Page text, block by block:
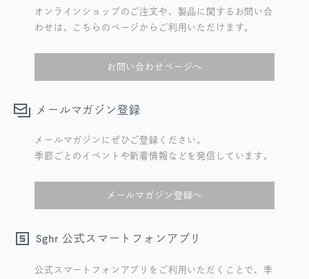
オンラインショップのご注文や、製品に関するお問い合
わせは、こちらのページからご利用いただけます。
お問い合わせページへ
メールマガジン登録
メールマガジンにぜひご登録ください。
季節ごとのイベントや新着情報などを発信しています。
メールマガジン登録へ
Sghr 公式スマートフォンアプリ
公式スマートフォンアプリをご利用いただくことで、季